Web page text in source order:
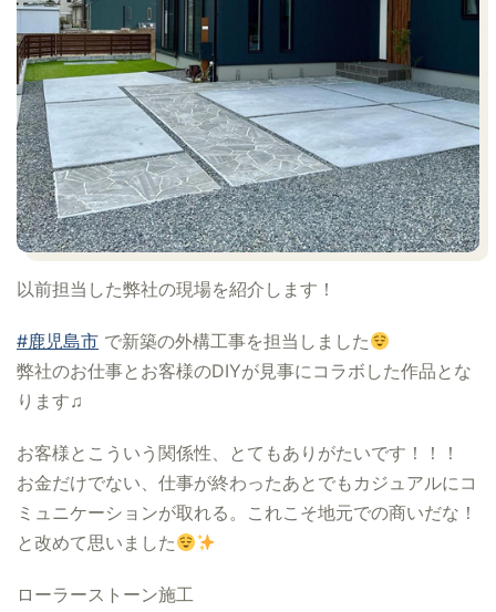
以前担当した弊社の現場を紹介します！
#鹿児島市 で新築の外構工事を担当しました
弊社のお仕事とお客様のDIYが見事にコラボした作品とな
ります♫
お客様とこういう関係性、とてもありがたいです！！！
お金だけでない、仕事が終わったあとでもカジュアルにコ
ミュニケーションが取れる。これこそ地元での商いだな！
と改めて思いました
ローラーストーン施工